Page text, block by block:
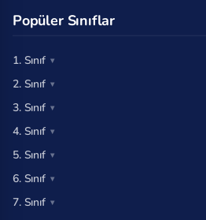
Popüler Sınıflar
1. Sınıf
2. Sınıf
3. Sınıf
4. Sınıf
5. Sınıf
6. Sınıf
7. Sınıf